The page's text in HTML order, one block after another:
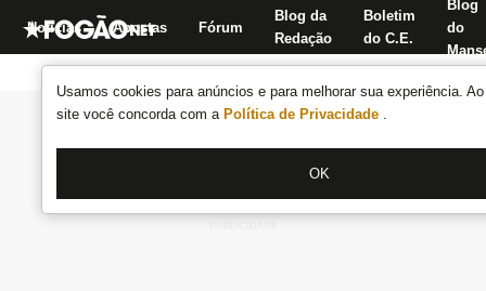
Usamos cookies para anúncios e para melhorar sua experiência.
site você concorda com a Política de Privacidade .
OK
Notícias Apostas Fórum
Blog da
Redação
Boletim
do C.E.
Blog
do